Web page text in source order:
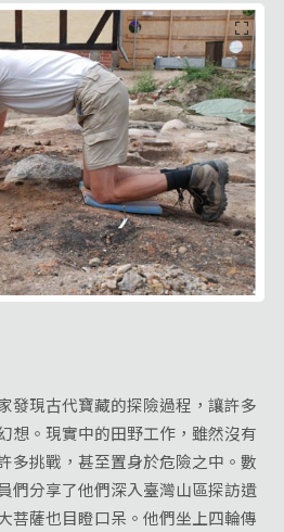
現古代寶藏的探險過程，讓許多
想。現實中的田野工作，雖然沒有
多挑戰，甚至置身於危險之中。數
們分享了他們深入臺灣山區探訪遺
菩薩也目瞪口呆。他們坐上四輪傳